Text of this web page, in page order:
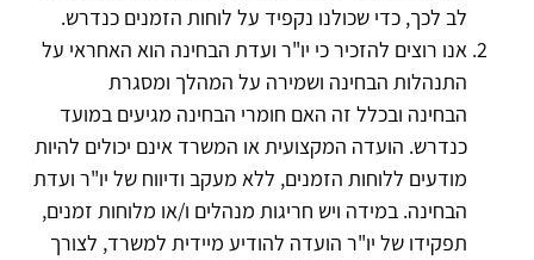
לב לכך, כדי שכולנו נקפיד על לוחות הזמנים כנדרש.
אנו רוצים להזכיר כי יו"ר ועדת הבחינה הוא האחראי על
התנהלות הבחינה ושמירה על המהלך ומסגרת
הבחינה ובכלל זה האם חומרי הבחינה מגיעים במועד
כנדרש. הועדה המקצועית או המשרד אינם יכולים להיות
מודעים ללוחות הזמנים, ללא מעקב ודיווח של יו"ר ועדת
הבחינה. במידה ויש חריגות מנהלים ו/או מלוחות זמנים,
תפקידו של יו"ר הועדה להודיע מיידית למשרד, לצורך